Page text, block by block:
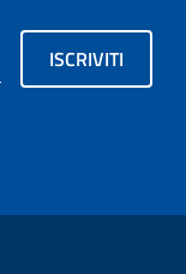
ISCRIVITI